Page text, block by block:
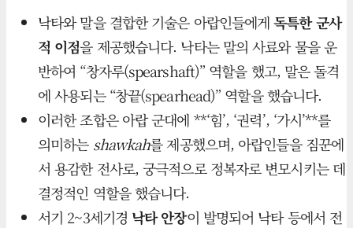
낙타와 말을 결합한 기술은 아랍인들에게독특한 군사
적 이점을 제공했습니다. 낙타는 말의 사료와 물을 운
반하여 “창자루(spearshaft)” 역할을 했고, 말은 돌격
에 사용되는 “창끝(spearhead)” 역할을 했습니다.
이러한 조합은 아랍 군대에 **‘힘’, ‘권력’, ‘가시’**를
의미하는 shawkah를 제공했으며, 아랍인들을 짐꾼에
서 용감한 전사로, 궁극적으로 정복자로 변모시키는 데
결정적인 역할을 했습니다.
서기 2~3세기경 낙타 안장이 발명되어 낙타 등에서 전